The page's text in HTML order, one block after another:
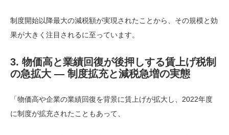
制度開始以降最大の減税額が実現されたことから、その規模と効
果が大きく注目されるに至っています。
3. 物価高と業績回復が後押しする賃上げ税制
の急拡大 ― 制度拡充と減税急増の実態
「物価高や企業の業績回復を背景に賃上げが拡大し、2022年度
に制度が拡充されたこともあって、